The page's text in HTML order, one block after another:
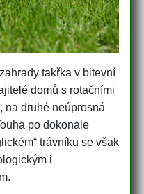
takřka v bitevní
domů s rotačními
na druhé neúprosná
po dokonale
trávníku se však
i